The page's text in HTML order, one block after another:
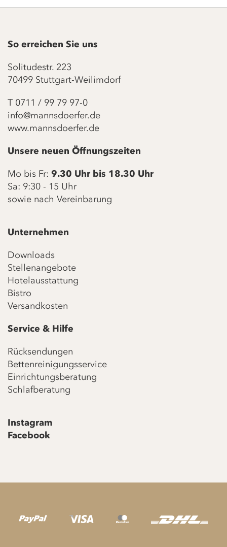
So erreichen Sie uns
Solitudestr. 223
70499 Stuttgart-Weilimdorf
T 0711 / 99 79 97-0
info@mannsdoerfer.de
www.mannsdoerfer.de
Unsere neuen Öffnungszeiten
Mo bis Fr: 9.30 Uhr bis 18.30 Uhr
Sa: 9:30 - 15 Uhr
sowie nach Vereinbarung
Unternehmen
Downloads
Stellenangebote
Hotelausstattung
Bistro
Versandkosten
Service & Hilfe
Rücksendungen
Bettenreinigungsservice
Einrichtungsberatung
Schlafberatung
Instagram
Facebook